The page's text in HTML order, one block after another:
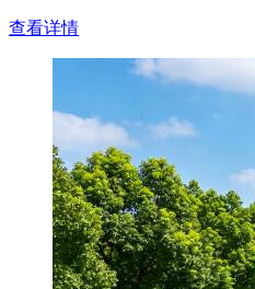
查看详情